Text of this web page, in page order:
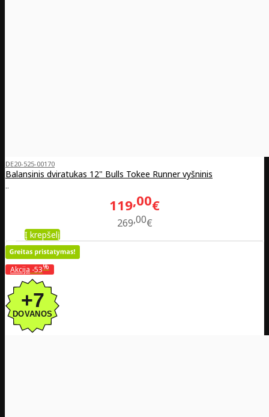
DE20-525-00170
Balansinis dviratukas 12" Bulls Tokee Runner vyšninis
..
119 00€
269 00€
Į krepšelį
Akcija -53%